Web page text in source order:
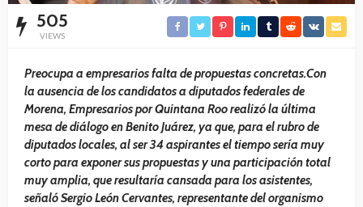
505
VIEWS
Preocupa a empresarios falta de propuestas concretas.Con
la ausencia de los candidatos a diputados federales de
Morena, Empresarios por Quintana Roo realizó la última
mesa de diálogo en Benito Juárez, ya que, para el rubro de
diputados locales, al ser 34 aspirantes el tiempo sería muy
corto para exponer sus propuestas y una participación total
muy amplia, que resultaría cansada para los asistentes,
señaló Sergio León Cervantes, representante del organismo